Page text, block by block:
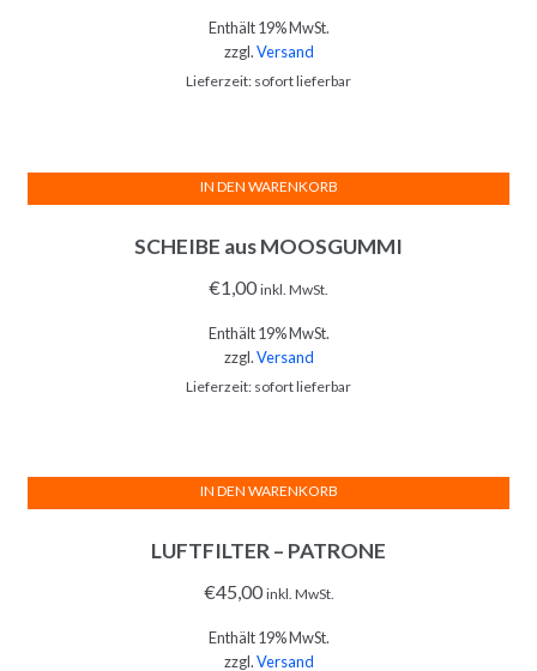
Enthält 19% MwSt.
zzgl.Versand
Lieferzeit: sofort lieferbar
SCHEIBE aus MOOSGUMMI
€1,00 inkl. MwSt.
Enthält 19% MwSt.
zzgl.Versand
Lieferzeit: sofort lieferbar
IN DEN WARENKORB
LUFTFILTER – PATRONE
€45,00 inkl. MwSt.
Enthält 19% MwSt.
zzgl.Versand
IN DEN WARENKORB